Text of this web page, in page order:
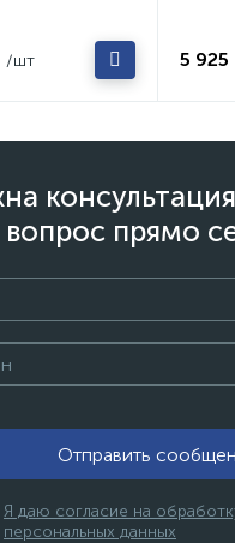
/шт 5 925
вопрос прямо
Отправить
Я даю согласие на
персональных данных